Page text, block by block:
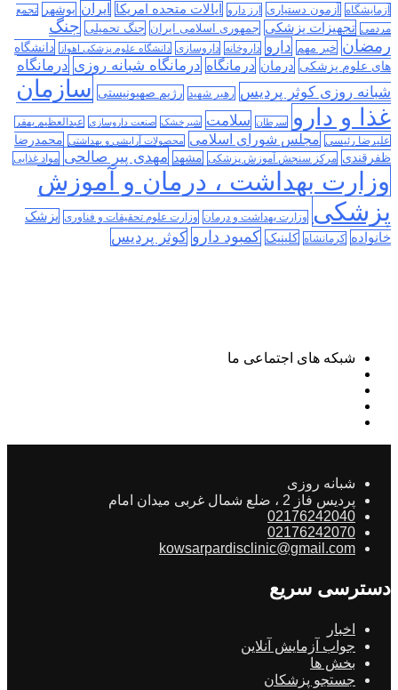
آزمایشگاه آزمون دستیاری ارز دارو ایالات متحده امریکا ایران بوشهر
تجمع
مردمی تجهیزات پزشکی جمهوری اسلامی ایران جنگ تحمیلی جنگ
رمضان خبر مهم دارو داروخانه داروسازی دانشگاه علوم پزشکی اهواز
دانشگاه
های علوم پزشکی درمان درمانگاه درمانگاه شبانه روزی درمانگاه
شبانه روزی کوثر پردیس رهبر شهید رژیم صهیونیستی سازمان
غذا و دارو
سرطان سلامت شیرخشک صنعت داروسازی عبدالعظیم بهفر
علیرضا رئیسی مجلس شورای اسلامی محصولات آرایشی و بهداشتی محمدرضا
ظفرقندی مرکز سنجش آموزش پزشکی مشهد مهدی پیر صالحی مواد غذایی
وزارت بهداشت ، درمان و آموزش
پزشکی وزارت بهداشت و درمان وزارت علوم تحقیقات و فناوری پزشک
خانواده کرمانشاه کلینیک کمبود دارو کوثر پردیس
شبکه های اجتماعی ما
شبانه روزی
پردیس فاز 2 ، ضلع شمال غربی میدان امام
02176242040
02176242070
kowsarpardisclinic@gmail.com
دسترسی سریع
اخبار
جواب آزمایش آنلاین
بخش ها
جستجو پزشکان